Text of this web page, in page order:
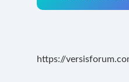
https://